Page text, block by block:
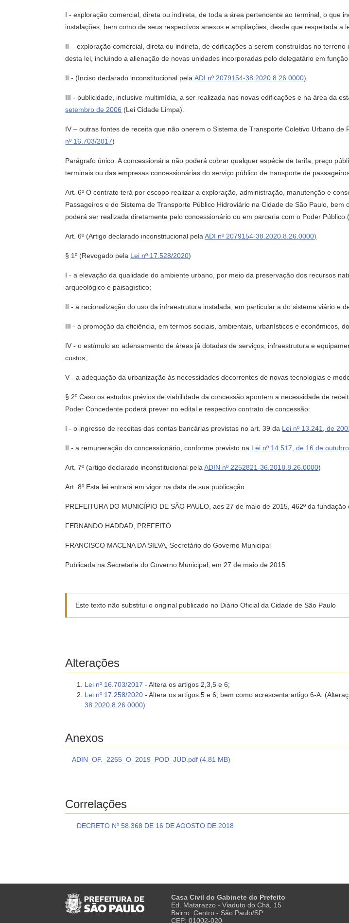
I - exploração comercial, direta ou indireta, de toda a área pertencente ao terminal, o que
instalações, bem como de seus respectivos anexos e ampliações, desde que respeitada a
II – exploração comercial, direta ou indireta, de edificações a serem construídas no
desta lei, incluindo a alienação de novas unidades incorporadas pelo delegatário em
II - (Inciso declarado inconstitucional pelaADI nº 2079154-38.2020.8.26.0000)
III - publicidade, inclusive multimídia, a ser realizada nas novas edificações e na área da
setembro de 2006 (Lei Cidade Limpa).
IV – outras fontes de receita que não onerem o Sistema de Transporte Coletivo Urbano
nº 16.703/2017)
Parágrafo único. A concessionária não poderá cobrar qualquer espécie de tarifa, preço
terminais ou das empresas concessionárias do serviço público de transporte de
Art. 6º O contrato terá por escopo realizar a exploração, administração, manutenção e
Passageiros e do Sistema de Transporte Público Hidroviário na Cidade de São Paulo,
poderá ser realizada diretamente pelo concessionário ou em parceria com o Poder
Art. 6º (Artigo declarado inconstitucional pelaADI nº 2079154-38.2020.8.26.0000)
§ 1º (Revogado pela Lei nº 17.528/2020)
I - a elevação da qualidade do ambiente urbano, por meio da preservação dos recursos
arqueológico e paisagístico;
II - a racionalização do uso da infraestrutura instalada, em particular a do sistema viário e
III - a promoção da eficiência, em termos sociais, ambientais, urbanísticos e econômicos,
IV - o estímulo ao adensamento de áreas já dotadas de serviços, infraestrutura e
custos;
V - a adequação da urbanização às necessidades decorrentes de novas tecnologias e
§ 2º Caso os estudos prévios de viabilidade da concessão apontem a necessidade de
Poder Concedente poderá prever no edital e respectivo contrato de concessão:
I - o ingresso de receitas das contas bancárias previstas no art. 39 da Lei nº 13.241, de
II - a remuneração do concessionário, conforme previsto na Lei nº 14.517, de 16 de
Art. 7º (artigo declarado inconstitucional pelaADIN nº 2252821-36.2018.8.26.0000)
Art. 8º Esta lei entrará em vigor na data de sua publicação.
PREFEITURA DO MUNICÍPIO DE SÃO PAULO, aos 27 de maio de 2015, 462º da fundação
FERNANDO HADDAD, PREFEITO
FRANCISCO MACENA DA SILVA, Secretário do Governo Municipal
Publicada na Secretaria do Governo Municipal, em 27 de maio de 2015.
Este texto não substitui o original publicado no Diário Oficial da Cidade de São Paulo
Alterações
Lei nº 16.703/2017 - Altera os artigos 2,3,5 e 6;
Lei nº 17.258/2020 - Altera os artigos 5 e 6, bem como acrescenta artigo 6-A.
38.2020.8.26.0000)
Anexos
ADIN_OF._2265_O_2019_POD_JUD.pdf (4.81 MB)
Correlações
DECRETO Nº 58.368 DE 16 DE AGOSTO DE 2018
Casa Civil do Gabinete do Prefeito
Ed. Matarazzo - Viaduto do Chá, 15
Bairro: Centro - São Paulo/SP
CEP: 01002-020